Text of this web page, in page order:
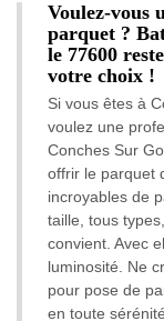
Voulez-vous
parquet ?
le 77600
votre choix !
Si vous êtes à
voulez une
Conches Sur
offrir le parquet
incroyables de
taille, tous
convient. Avec
luminosité. Ne
pour pose de
en toute